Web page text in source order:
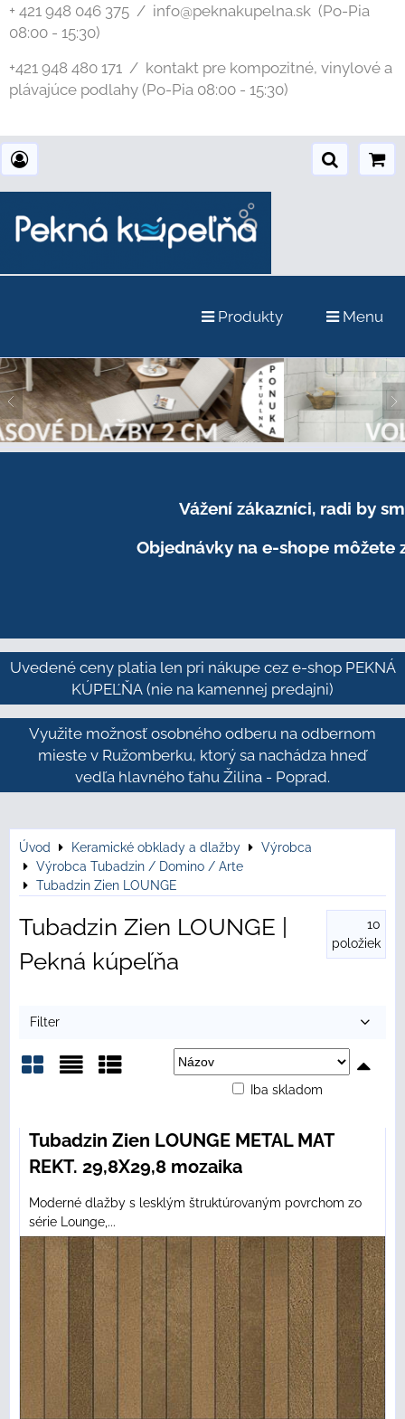
+ 421 948 046 375 / info@peknakupelna.sk (Po-Pia
08:00 - 15:30)
+421 948 480 171 / kontakt pre kompozitné, vinylové a
plávajúce podlahy (Po-Pia 08:00 - 15:30)
Produkty Menu
Vážení zákazníci, radi by
Objednávky na e-shope môžete
Uvedené ceny platia len pri nákupe cez e-shop PEKNÁ
KÚPEĽŇA (nie na kamennej predajni)
Využite možnosť osobného odberu na odbernom
mieste v Ružomberku, ktorý sa nachádza hneď
vedľa hlavného ťahu Žilina - Poprad.
Úvod Keramické obklady a dlažby
Výrobca
Výrobca Tubadzin / Domino / Arte
Tubadzin Zien LOUNGE
Tubadzin Zien LOUNGE |
Pekná kúpeľňa
10
položiek
Filter
Iba skladom
Tubadzin Zien LOUNGE METAL MAT
REKT. 29,8X29,8 mozaika
Moderné dlažby s lesklým štruktúrovaným povrchom zo
série Lounge,...